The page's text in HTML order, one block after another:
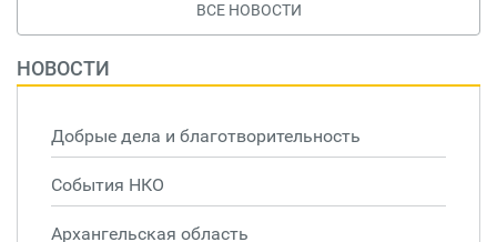
ВСЕ НОВОСТИ
НОВОСТИ
Добрые дела и благотворительность
События НКО
Архангельская область